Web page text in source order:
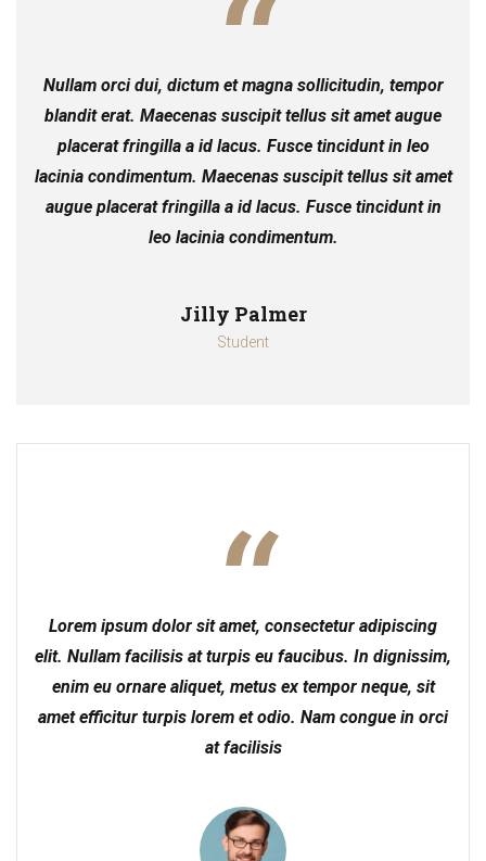
Nullam orci dui, dictum et magna sollicitudin, tempor
blandit erat. Maecenas suscipit tellus sit amet augue
placerat fringilla a id lacus. Fusce tincidunt in leo
lacinia condimentum. Maecenas suscipit tellus sit amet
augue placerat fringilla a id lacus. Fusce tincidunt in
leo lacinia condimentum.
Jilly Palmer
Student
Lorem ipsum dolor sit amet, consectetur adipiscing
elit. Nullam facilisis at turpis eu faucibus. In dignissim,
enim eu ornare aliquet, metus ex tempor neque, sit
amet efficitur turpis lorem et odio. Nam congue in orci
at facilisis